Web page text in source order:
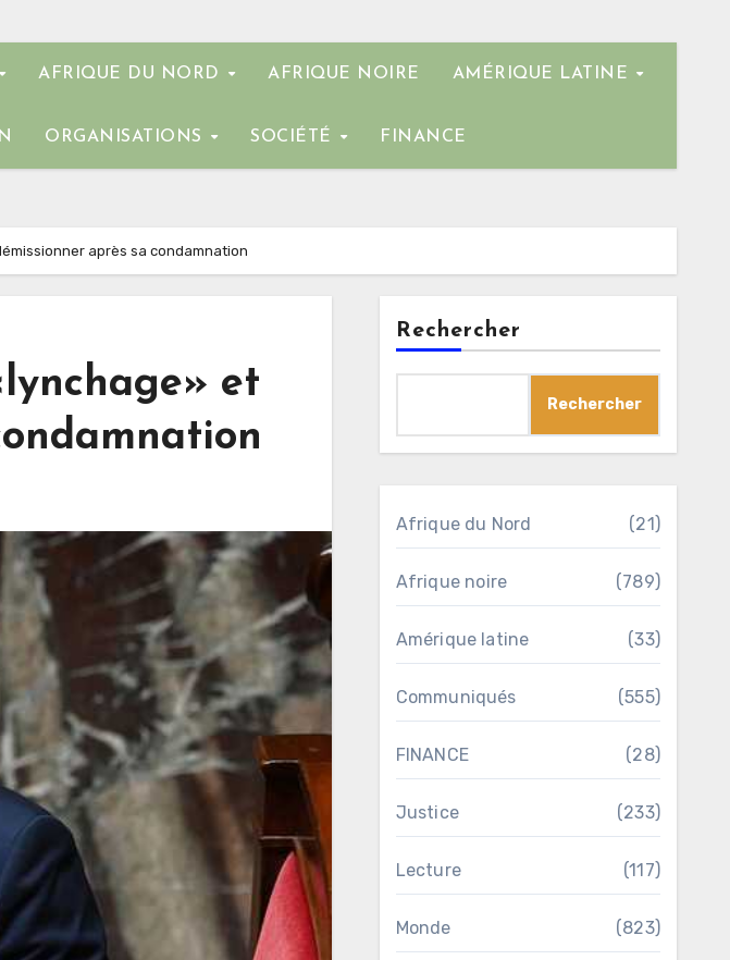
AFRIQUE DU NORD AFRIQUE NOIRE AMÉRIQUE LATINE
ORGANISATIONS SOCIÉTÉ FINANCE
après sa condamnation
et
Rechercher
Rechercher
Afrique du Nord (21)
Afrique noire (789)
Amérique latine (33)
Communiqués (555)
FINANCE (28)
Justice (233)
Lecture (117)
Monde (823)